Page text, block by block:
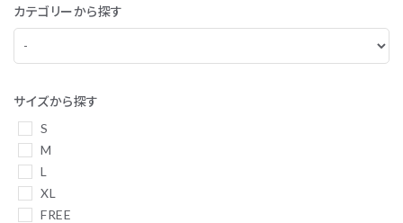
カテゴリーから探す
サイズから探す
S
M
L
XL
FREE